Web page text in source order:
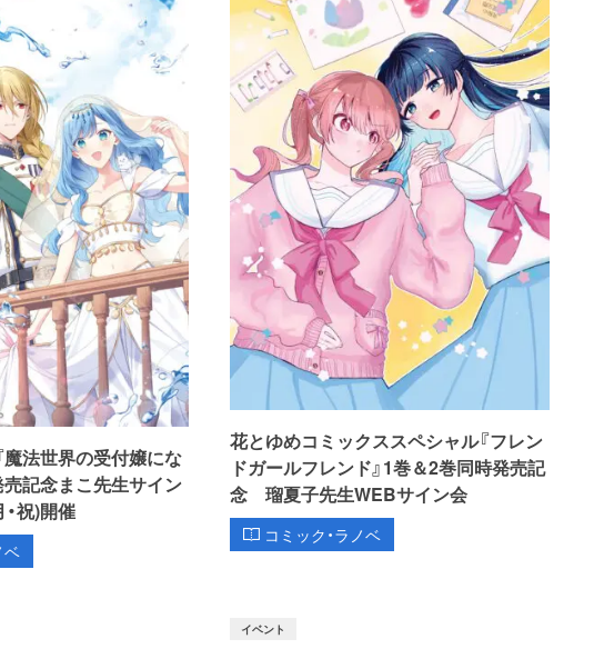
魔法世界の受付嬢にな
売記念まこ先生サイン
祝)開催
ベ
花とゆめコミックススペシャル『フレン
ドガールフレンド』1巻＆2巻同時発売記
念 瑠夏子先生WEBサイン会
コミック・ラノベ
イベント